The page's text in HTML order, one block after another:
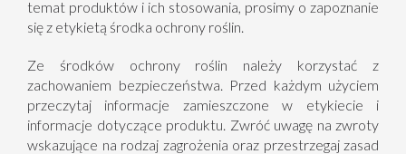
temat produktów i ich stosowania, prosimy o zapoznanie
się z etykietą środka ochrony roślin.
Ze środków ochrony roślin należy korzystać z
zachowaniem bezpieczeństwa. Przed każdym użyciem
przeczytaj informacje zamieszczone w etykiecie i
informacje dotyczące produktu. Zwróć uwagę na zwroty
wskazujące na rodzaj zagrożenia oraz przestrzegaj zasad